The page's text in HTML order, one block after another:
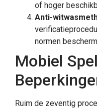
of hoger
Anti-
normen
Mobiel
Ruim de zeventig